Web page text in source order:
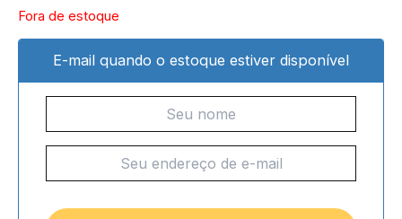
Fora de estoque
E-mail quando o estoque estiver disponível